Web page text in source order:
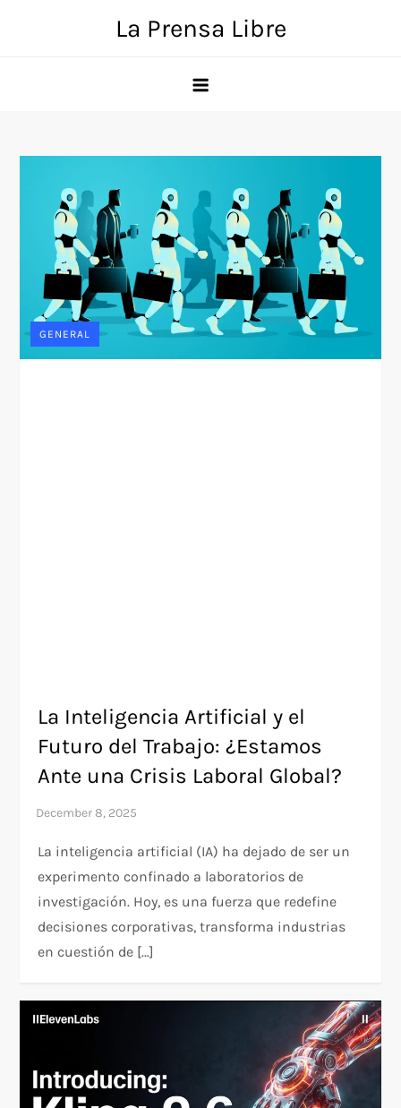
La Prensa Libre
GENERAL
La Inteligencia Artificial y el
Futuro del Trabajo: ¿Estamos
Ante una Crisis Laboral Global?
La inteligencia artificial (IA) ha dejado de ser un
experimento confinado a laboratorios de
investigación. Hoy, es una fuerza que redefine
decisiones corporativas, transforma industrias
en cuestión de […]